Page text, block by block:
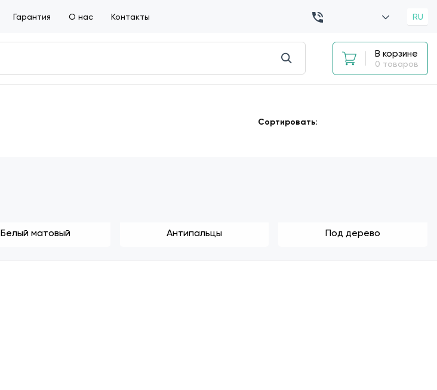
Гарантия О нас Контакты RU
В корзине
0 товаров
Сортировать:
Белый матовый Антипальцы Под дерево